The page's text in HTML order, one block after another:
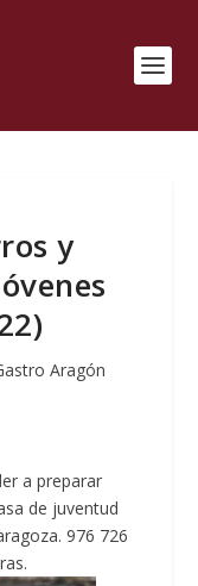
y
Aragón
a preparar
de juventud
976 726